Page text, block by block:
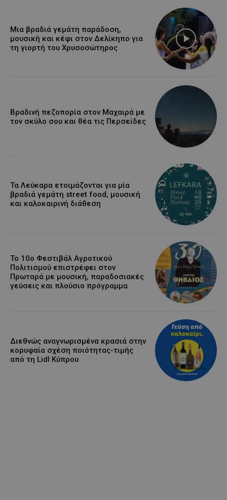
Μια βραδιά γεμάτη παράδοση,
μουσική και κέφι στον Δελίκηπο για
τη γιορτή του Χρυσοσώτηρος
Βραδινή πεζοπορία στον Μαχαιρά με
τον σκύλο σου και θέα τις Περσείδες
Τα Λεύκαρα ετοιμάζονται για μία
βραδιά γεμάτη street food, μουσική
και καλοκαιρινή διάθεση
Το 10ο Φεστιβάλ Αγροτικού
Πολιτισμού επιστρέφει στον
Πρωταρά με μουσική, παραδοσιακές
γεύσεις και πλούσιο πρόγραμμα
Διεθνώς αναγνωρισμένα κρασιά στην
κορυφαία σχέση ποιότητας-τιμής
από τη Lidl Κύπρου